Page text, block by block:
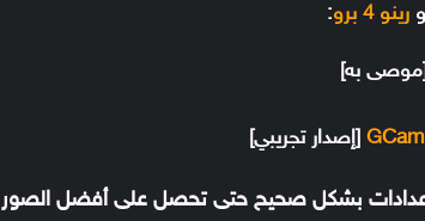
ورينو 4 برو :
[موصى به]
[إصدار تجريبي]
بشكل صحيح حتى تحصل على أفضل الصور